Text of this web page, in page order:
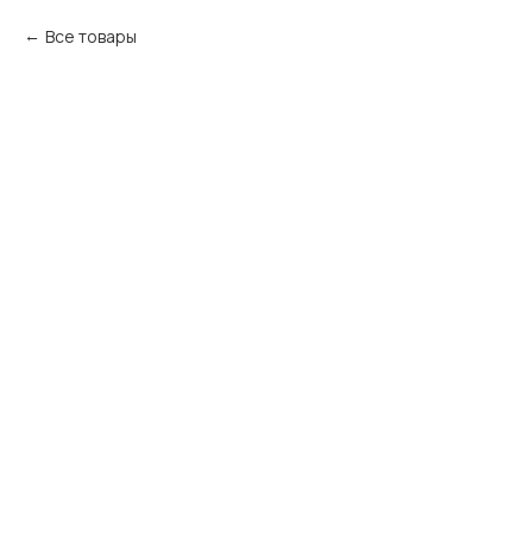
Все товары